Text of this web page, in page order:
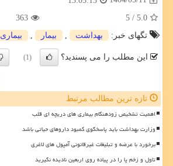
5.0
/ 5
363
تگهای خبر:
بهداشت بیمار بیماری
این مطلب را می پسندید؟ (1)
تازه ترین مطالب مرتبط
اهمیت تشخیص زودهنگام بیماری های دریچه ای قلب
وزارت بهداشت باید پاسخگوی کمبود داروهای حیاتی باشد
برخورد با عرضه و تبلیغات غیرقانونی آمپول های لاغری
تاول و زخم پا را در پیاده روی اربعین نادیده نگیرید